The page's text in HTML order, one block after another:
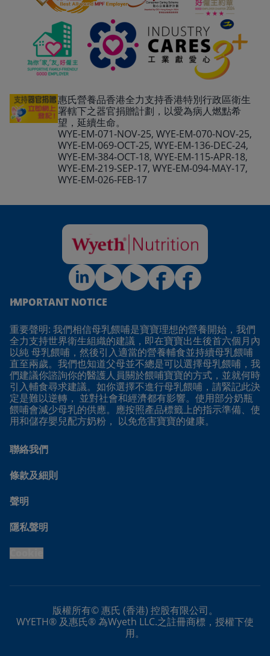
惠氏營養品香港全力支持香港特別行政區衛生
署轄下之器官捐贈計劃，以愛為病人燃點希
望，延續生命。
WYE-EM-071-NOV-25, WYE-EM-070-NOV-25,
WYE-EM-069-OCT-25, WYE-EM-136-DEC-24,
WYE-EM-384-OCT-18, WYE-EM-115-APR-18,
WYE-EM-219-SEP-17, WYE-EM-094-MAY-17,
WYE-EM-026-FEB-17
IMPORTANT NOTICE
重要聲明: 我們相信母乳餵哺是寶寶理想的營養開始，我們
全力支持世界衛生組織的建議，即在寶寶出生後首六個月內
以純 母乳餵哺，然後引入適當的營養輔食並持續母乳餵哺
直至兩歲。我們也知道父母並不總是可以選擇母乳餵哺，我
們建議你諮詢你的醫護人員關於餵哺寶寶的方式，並就何時
引入輔食尋求建議。如你選擇不進行母乳餵哺，請緊記此決
定是難以逆轉， 並對社會和經濟都有影響。使用部分奶瓶
餵哺會減少母乳的供應。應按照產品標籤上的指示準備、使
用和儲存嬰兒配方奶粉， 以免危害寶寶的健康。
聯絡我們
條款及細則
聲明
隱私聲明
版權所有© 惠氏 (香港) 控股有限公司。
WYETH® 及惠氏® 為Wyeth LLC.之註冊商標，授權下使
用。